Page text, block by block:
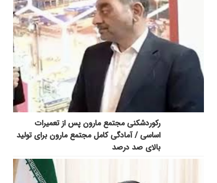
رکوردشکنی مجتمع مارون پس از تعمیرات
اساسی / آمادگی کامل مجتمع مارون برای تولید
بالای صد درصد